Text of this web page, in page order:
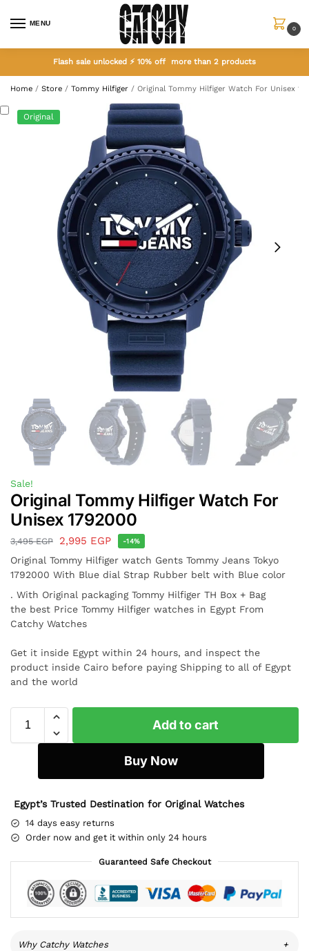
MENU
0
Flash sale unlocked ⚡ 10% off more than 2 products
Home / Store / Tommy Hilfiger / Original Tommy Hilfiger Watch For Unisex
Original
Sale!
Original Tommy Hilfiger Watch For
Unisex 1792000
3,495EGP 2,995 EGP -14%
Original Tommy Hilfiger watch Gents Tommy Jeans Tokyo
1792000 With Blue dial Strap Rubber belt with Blue color
. With Original packaging Tommy Hilfiger TH Box + Bag
the best Price Tommy Hilfiger watches in Egypt From
Catchy Watches
Get it inside Egypt within 24 hours, and inspect the
product inside Cairo before paying Shipping to all of Egypt
and the world
Add to cart
Buy Now
Egypt’s Trusted Destination for Original Watches
14 days easy returns
Order now and get it within only 24 hours
Guaranteed Safe Checkout
Why Catchy Watches +